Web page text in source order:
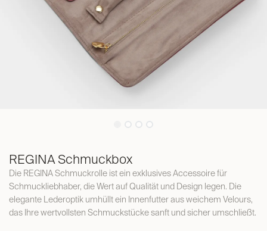
REGINA Schmuckbox
Die REGINA Schmuckrolle ist ein exklusives Accessoire für
Schmuckliebhaber, die Wert auf Qualität und Design legen. Die
elegante Lederoptik umhüllt ein Innenfutter aus weichem Velours,
das Ihre wertvollsten Schmuckstücke sanft und sicher umschließt.